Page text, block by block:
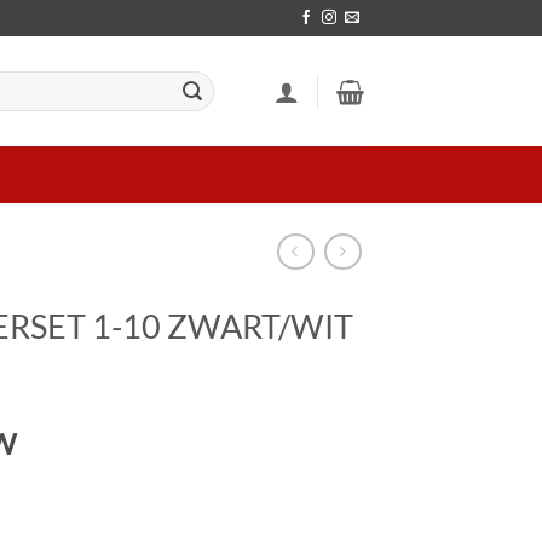
1-10 ZWART/WIT